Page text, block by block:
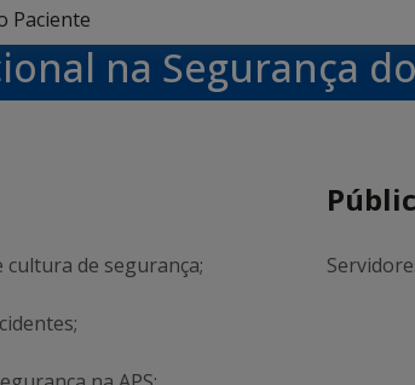
Paciente
na Segurança
de segurança;